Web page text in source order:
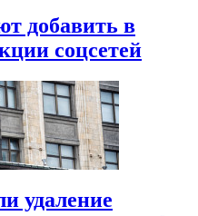
добавить в
соцсетей
удаление